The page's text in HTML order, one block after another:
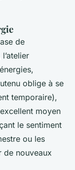
de
oblige à se
temporaire),
moyen
le sentiment
ou les
de nouveaux